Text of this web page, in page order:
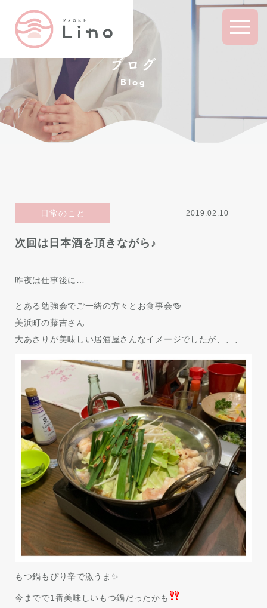
ブログ
Blog
日常のこと 2019.02.10
次回は日本酒を頂きながら♪
昨夜は仕事後に…
とある勉強会でご一緒の方々とお食事会🍻
美浜町の藤吉さん
大あさりが美味しい居酒屋さんなイメージでしたが、、、
もつ鍋もぴり辛で激うま✨
今までで1番美味しいもつ鍋だったかも